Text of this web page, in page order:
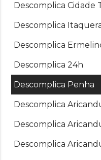
Descomplica Cidade
Descomplica
Descomplica
Descomplica 24h
Descomplica Penha
Descomplica
Descomplica
Descomplica